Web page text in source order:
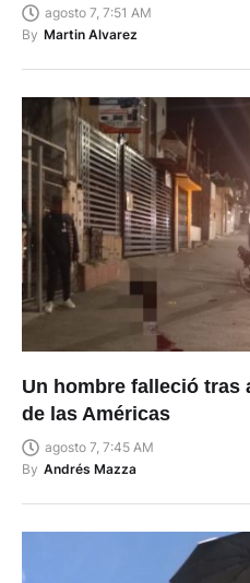
agosto 7, 7:51 AM
By Martin Alvarez
Un hombre falleció tras
de las Américas
agosto 7, 7:45 AM
By Andrés Mazza